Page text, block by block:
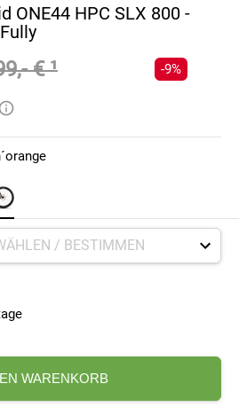
ONE44 HPC SLX 800 -
€¹ -9%
WARENKORB